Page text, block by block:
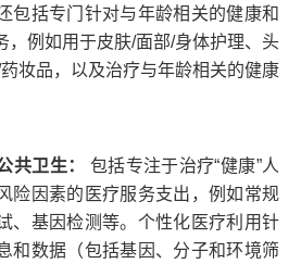
包括专门针对与年龄相关的健康和
，例如用于皮肤/面部/身体护理、头
妆品，以及治疗与年龄相关的健康
共卫生：
包括专注于治疗“健康”人
险因素的医疗服务支出，例如常规
、基因检测等。个性化医疗利用针
和数据（包括基因、分子和环境筛